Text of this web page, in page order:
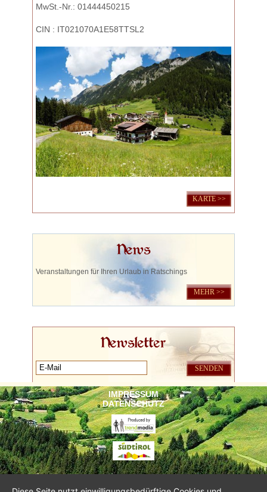
MwSt.-Nr.: 01444450215
CIN : IT021070A1E58TTSL2
KARTE >>
News
Veranstaltungen für Ihren Urlaub in Ratschings
MEHR >>
Newsletter
IMPRESSUM
DATENSCHUTZ